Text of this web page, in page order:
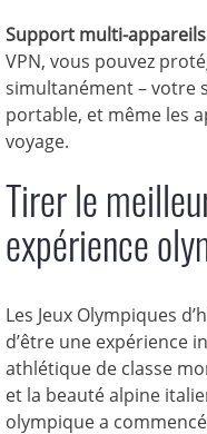
Support multi-
VPN, vous pouvez
simultanément – votre
portable, et même les
voyage.
Tirer le
expérience
Les Jeux Olympiques
d’être une expérience
athlétique de classe
et la beauté alpine
olympique a